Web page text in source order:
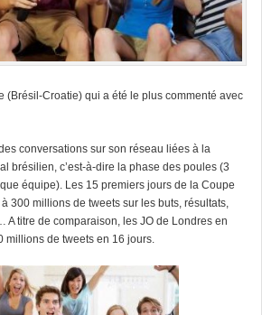
(Brésil-Croatie) qui a été le plus commenté avec
conversations sur son réseau liées à la
brésilien, c’est-à-dire la phase des poules (3
équipe). Les 15 premiers jours de la Coupe
300 millions de tweets sur les buts, résultats,
titre de comparaison, les JO de Londres en
millions de tweets en 16 jours.